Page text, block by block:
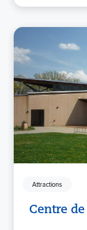
Attractions
Centre